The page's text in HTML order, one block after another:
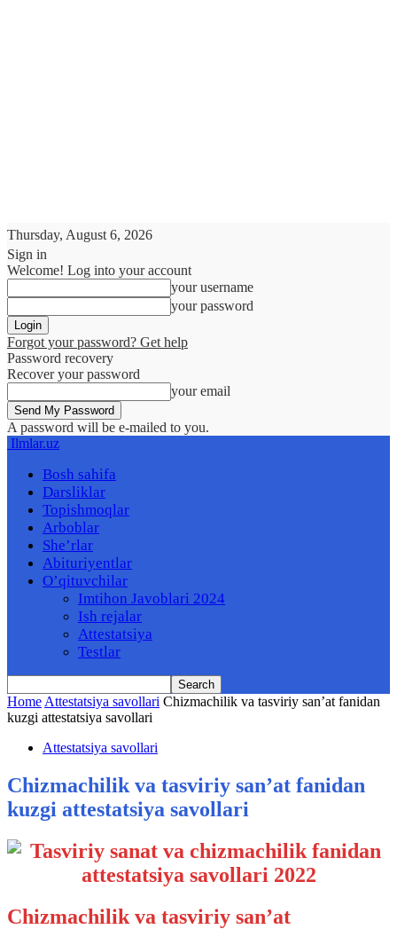
Thursday, August 6, 2026
Sign in
Welcome! Log into your account
your username
your password
Forgot your password? Get help
Password recovery
Recover your password
your email
A password will be e-mailed to you.
Ilmlar.uz
Bosh sahifa
Darsliklar
Topishmoqlar
Arboblar
She’rlar
Abituriyentlar
O’qituvchilar
Imtihon Javoblari 2024
Ish rejalar
Attestatsiya
Testlar
Home Attestatsiya savollari Chizmachilik va tasviriy san’at fanidan
kuzgi attestatsiya savollari
Attestatsiya savollari
Chizmachilik va tasviriy san’at fanidan
kuzgi attestatsiya savollari
Chizmachilik va tasviriy san’at